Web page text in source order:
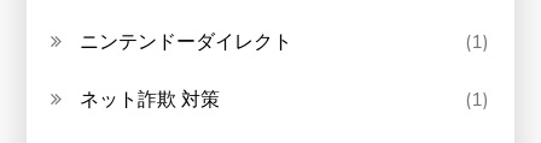
ニンテンドーダイレクト (1)
ネット詐欺 対策 (1)